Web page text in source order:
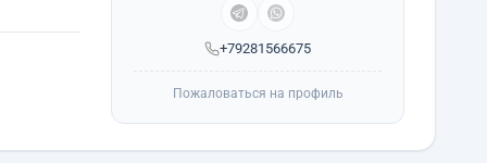
+79281566675
Пожаловаться на профиль